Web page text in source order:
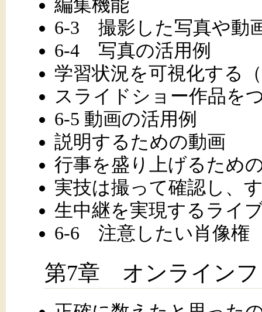
編集機能
6-3 撮影した写真や動
6-4 写真の活用例
学習状況を可視化する
スライドショー作品を
6-5 動画の活用例
説明するための動画
行事を盛り上げるため
実技は撮って確認し、
生中継を実現するライ
6-6 注意したい肖像権
第7章 オンラインフ